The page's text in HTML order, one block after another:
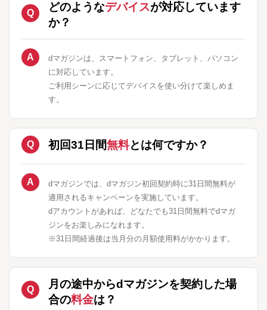
どのようなデバイスが対応しています
か？
dマガジンは、スマートフォン、タブレット、パソコン
に対応しています。
ご利用シーンに応じてデバイスを使い分けて楽しめま
す。
初回31日間無料とは何ですか？
dマガジンでは、dマガジン初回契約時に31日間無料が
適用されるキャンペーンを実施しています。
dアカウントがあれば、どなたでも31日間無料でdマガ
ジンをお楽しみになれます。
※31日間経過後は当月分の月額使用料がかかります。
月の途中からdマガジンを契約した場
合の料金は？